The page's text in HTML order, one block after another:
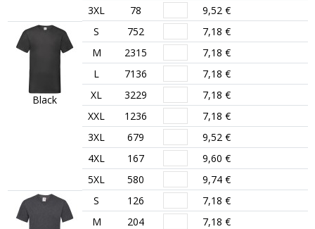
3XL
78 9,52 €
Black
S 752
7,18 €
M
2315
7,18 €
L
7136
7,18 €
XL
3229
7,18 €
XXL
1236
7,18 €
3XL
679
9,52 €
4XL
167
9,60 €
5XL
580 9,74 €
S 126
7,18 €
M
204
7,18 €